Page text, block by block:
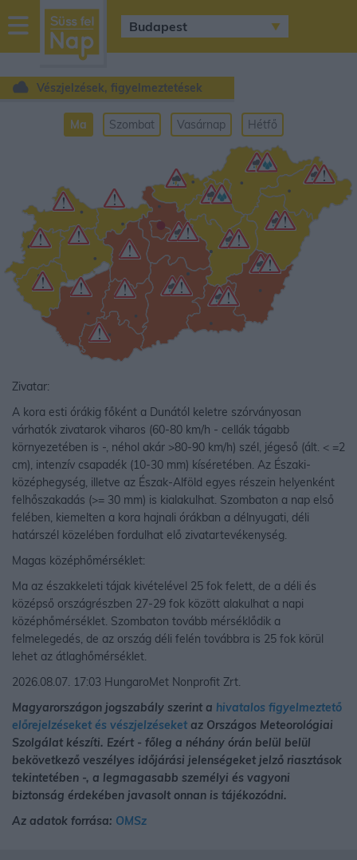
sussfelnap.hu
időjárás
Vészjelzések, figyelmeztetések
Ma Szombat Vasárnap Hétfő
•
Zivatar:
A kora esti órákig főként a Dunától keletre szórványosan
várhatók zivatarok viharos (60-80 km/h - cellák tágabb
környezetében is -, néhol akár >80-90 km/h) szél, jégeső (ált. < =2
cm), intenzív csapadék (10-30 mm) kíséretében. Az Északi-
középhegység, illetve az Észak-Alföld egyes részein helyenként
felhőszakadás (>= 30 mm) is kialakulhat. Szombaton a nap első
felében, kiemelten a kora hajnali órákban a délnyugati, déli
határszél közelében fordulhat elő zivatartevékenység.
Magas középhőmérséklet:
Ma az északkeleti tájak kivételével 25 fok felett, de a déli és
középső országrészben 27-29 fok között alakulhat a napi
középhőmérséklet. Szombaton tovább mérséklődik a
felmelegedés, de az ország déli felén továbbra is 25 fok körül
lehet az átlaghőmérséklet.
2026.08.07. 17:03 HungaroMet Nonprofit Zrt.
Magyarországon jogszabály szerint a hivatalos figyelmeztető
előrejelzéseket és vészjelzéseket az Országos Meteorológiai
Szolgálat készíti. Ezért - főleg a néhány órán belül belül
bekövetkező veszélyes időjárási jelenségeket jelző riasztások
tekintetében -, a legmagasabb személyi és vagyoni
biztonság érdekében javasolt onnan is tájékozódni.
Az adatok forrása: OMSz